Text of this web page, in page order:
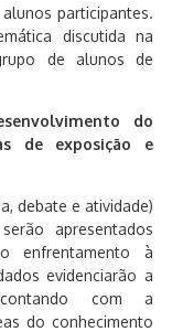
participantes.
discutida na
de alunos de
do
de exposição e
debate e atividade)
apresentados
enfrentamento à
evidenciarão a
contando com a
do conhecimento